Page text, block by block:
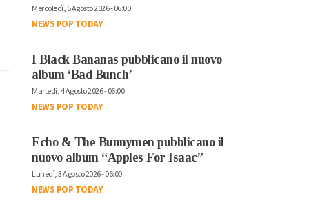
Mercoledì, 5 Agosto 2026 - 06:00
NEWS POP TODAY
I Black Bananas pubblicano il nuovo
album ‘Bad Bunch’
Martedì, 4 Agosto 2026 - 06:00
NEWS POP TODAY
Echo & The Bunnymen pubblicano il
nuovo album “Apples For Isaac”
Lunedì, 3 Agosto 2026 - 06:00
NEWS POP TODAY